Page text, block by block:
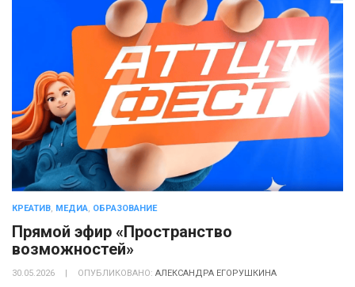
КРЕАТИВ, МЕДИА, ОБРАЗОВАНИЕ
Прямой эфир «Пространство
возможностей»
30.05.2026 | ОПУБЛИКОВАНО: АЛЕКСАНДРА ЕГОРУШКИНА